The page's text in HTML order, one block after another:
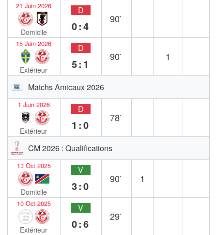
21 Juin 2026
Domicile
D
0:4
90`
15 Juin 2026
Extérieur
D
5:1
90` 1
Matchs Amicaux 2026
1 Juin 2026
Extérieur
D
1:0
78`
CM 2026 : Qualifications
13 Oct 2025
Domicile
V
3:0
90` 1
10 Oct 2025
Extérieur
V
0:6
29`